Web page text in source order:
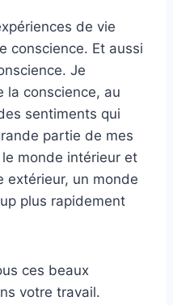
de vie
conscience. Et aussi
Je
la conscience, au
sentiments qui
partie de mes
monde intérieur et
extérieur, un monde
plus rapidement
ces beaux
votre travail.